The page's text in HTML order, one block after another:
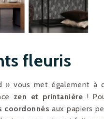
fleuris
vous met également à
zen et printanière !
coordonnés aux papiers